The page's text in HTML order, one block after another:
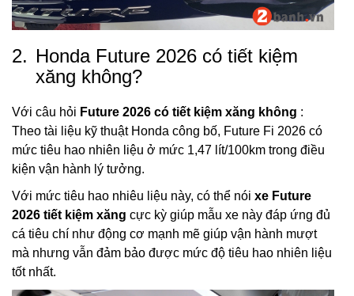
2. Honda Future 2026 có tiết kiệm
xăng không?
Với câu hỏi Future 2026 có tiết kiệm xăng không :
Theo tài liệu kỹ thuật Honda công bố, Future Fi 2026 có
mức tiêu hao nhiên liệu ở mức 1,47 lít/100km trong điều
kiện vận hành lý tưởng.
Với mức tiêu hao nhiêu liệu này, có thể nói xe Future
2026 tiết kiệm xăng cực kỳ giúp mẫu xe này đáp ứng đủ
cá tiêu chí như động cơ mạnh mẽ giúp vận hành mượt
mà nhưng vẫn đảm bảo được mức độ tiêu hao nhiên liệu
tốt nhất.